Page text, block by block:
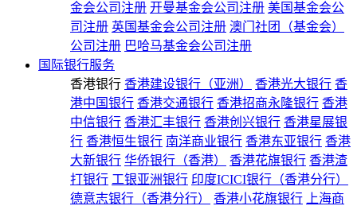
金会公司注册 开曼基金会公司注册 美国基金会公
司注册 英国基金会公司注册 澳门社团（基金会）
公司注册 巴哈马基金会公司注册
国际银行服务
香港银行 香港建设银行（亚洲） 香港光大银行 香
港中国银行 香港交通银行 香港招商永隆银行 香港
中信银行 香港汇丰银行 香港创兴银行 香港星展银
行 香港恒生银行 南洋商业银行 香港东亚银行 香港
大新银行 华侨银行（香港） 香港花旗银行 香港渣
打银行 工银亚洲银行 印度ICICI银行（香港分行）
德意志银行（香港分行）
香港小花旗银行
上海商